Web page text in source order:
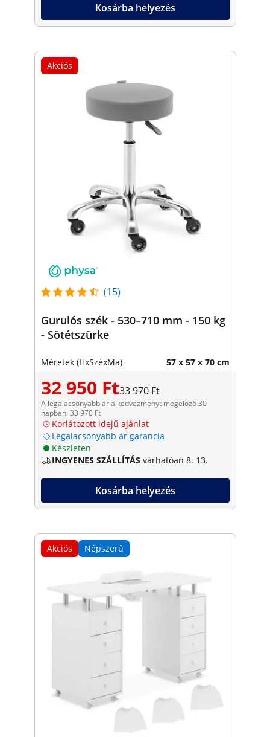
Kosárba helyezés
Akciós
(15)
Gurulós szék - 530–710 mm - 150 kg
- Sötétszürke
Méretek (HxSzéxMa) 57 x 57 x 70 cm
32 950 Ft33 970 Ft
A legalacsonyabb ár a kedvezményt megelőző 30
napban: 33 970 Ft
Korlátozott idejű ajánlat
Legalacsonyabb ár garancia
Készleten
INGYENES SZÁLLÍTÁS várhatóan 8. 13.
Kosárba helyezés
Akciós Népszerű